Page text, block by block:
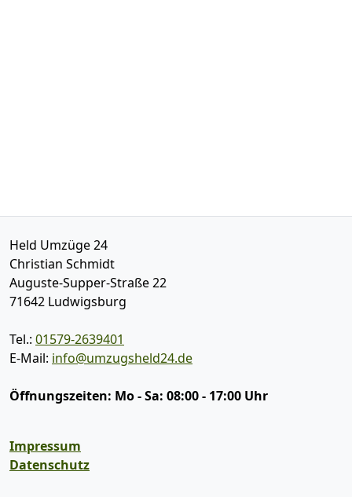
Held Umzüge 24
Christian Schmidt
Auguste-Supper-Straße 22
71642 Ludwigsburg
Tel.: 01579-2639401
E-Mail: info@umzugsheld24.de
Öffnungszeiten: Mo - Sa: 08:00 - 17:00 Uhr
Impressum
Datenschutz